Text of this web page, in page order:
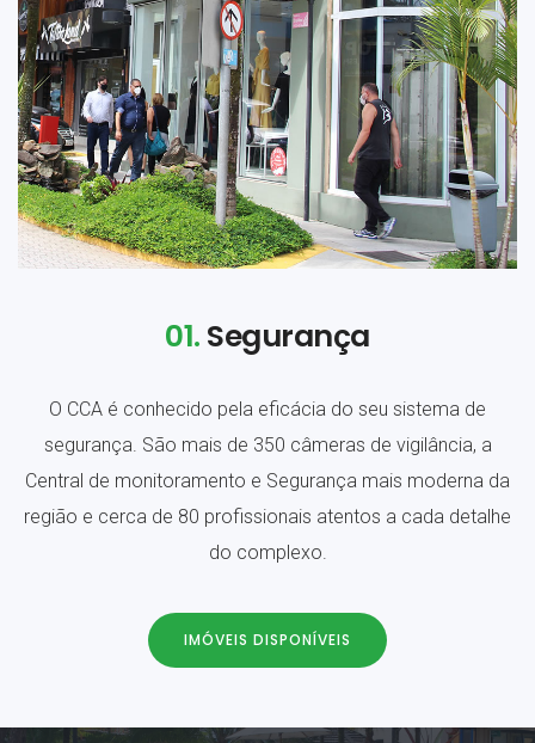
01.Segurança
O CCA é conhecido pela eficácia do seu sistema de
segurança. São mais de 350 câmeras de vigilância, a
Central de monitoramento e Segurança mais moderna da
região e cerca de 80 profissionais atentos a cada detalhe
do complexo.
IMÓVEIS DISPONÍVEIS